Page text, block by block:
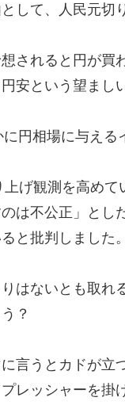
して、人民元切
されると円が
安という望まし
円相場に与える
げ観測を高め
は不公正」と
と批判しました。
はないとも取
？
言うとカドが立
レッシャーを掛